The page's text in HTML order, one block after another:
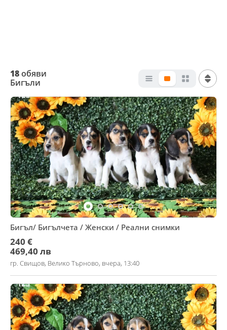
18обяви
Бигъли
Бигъл/ Бигълчета / Женски / Реални снимки
240 €
469,40 лв
гр. Свищов, Велико Търново, вчера, 13:40